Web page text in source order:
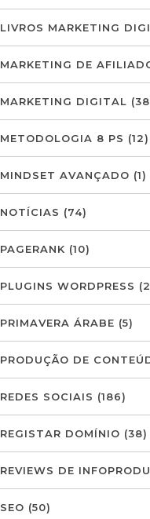
LIVROS MARKETING
MARKETING DE
MARKETING DIGITAL
METODOLOGIA 8 PS (12)
MINDSET AVANÇADO (1)
NOTÍCIAS (74)
PAGERANK (10)
PLUGINS WORDPRESS
PRIMAVERA ÁRABE (5)
PRODUÇÃO DE
REDES SOCIAIS (186)
REGISTAR DOMÍNIO (38)
REVIEWS DE
SEO (50)